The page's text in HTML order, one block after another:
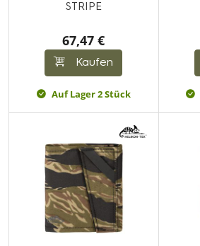
STRIPE
67,47 €
Kaufen
Auf Lager 2 Stück